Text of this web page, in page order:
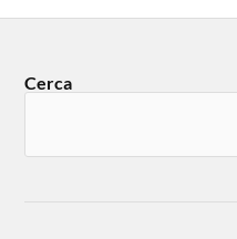
Cerca